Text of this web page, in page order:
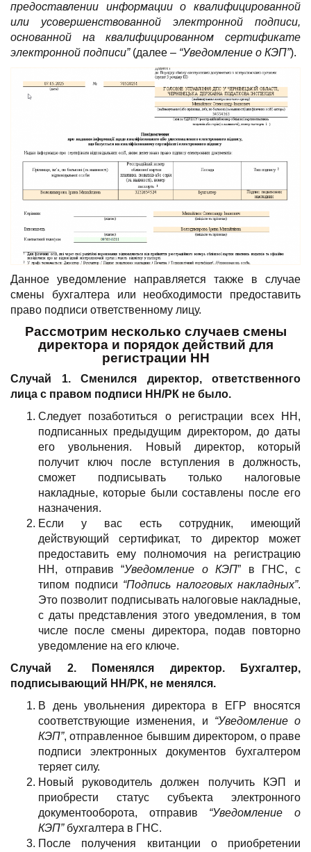
предоставлении информации о квалифицированной
или усовершенствованной электронной подписи,
основанной на квалифицированном сертификате
электронной подписи”(далее – “Уведомление о КЭП”).
Данное уведомление направляется также в случае
смены бухгалтера или необходимости предоставить
право подписи ответственному лицу.
Рассмотрим несколько случаев смены
директора и порядок действий для
регистрации НН
Случай 1. Сменился директор, ответственного
лица с правом подписи НН/РК не было.
Следует позаботиться о регистрации всех НН,
подписанных предыдущим директором, до даты
его увольнения. Новый директор, который
получит ключ после вступления в должность,
сможет подписывать только налоговые
накладные, которые были составлены после его
назначения.
Если у вас есть сотрудник, имеющий
действующий сертификат, то директор может
предоставить ему полномочия на регистрацию
НН, отправив “Уведомление о КЭП” в ГНС, с
типом подписи “Подпись налоговых накладных”.
Это позволит подписывать налоговые накладные,
с даты представления этого уведомления, в том
числе после смены директора, подав повторно
уведомление на его ключе.
Случай 2. Поменялся директор. Бухгалтер,
подписывающий НН/РК, не менялся.
В день увольнения директора в ЕГР вносятся
соответствующие изменения, и “Уведомление о
КЭП”, отправленное бывшим директором, о праве
подписи электронных документов бухгалтером
теряет силу.
Новый руководитель должен получить КЭП и
приобрести статус субъекта электронного
документооборота, отправив “Уведомление о
КЭП”бухгалтера в ГНС.
После получения квитанции о приобретении